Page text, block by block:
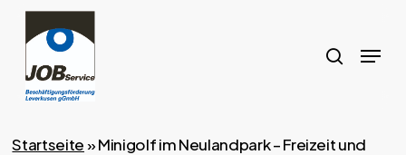
Skip
main
content
Menu
Startseite»Minigolf im Neulandpark – Freizeit und